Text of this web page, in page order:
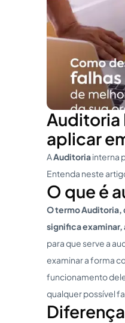
Auditoria
aplicar
AAuditoriainterna
Entenda neste
O que é
O termo Auditoria,
significa
para que serve a
examinar a forma
funcionamento
qualquer possível